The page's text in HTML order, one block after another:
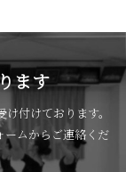
ます
付けております。
ームからご連絡くだ